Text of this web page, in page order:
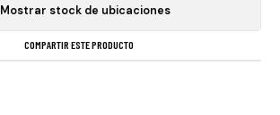
Mostrar stock de ubicaciones
COMPARTIR ESTE PRODUCTO